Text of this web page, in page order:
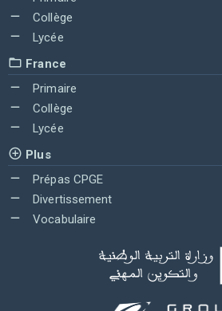
Collège
Lycée
France
Primaire
Collège
Lycée
Plus
Prépas CPGE
Divertissement
Vocabulaire